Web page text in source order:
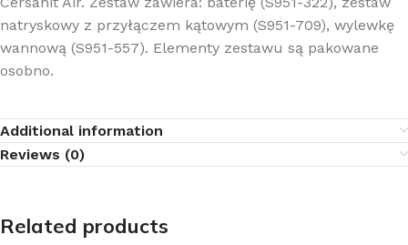
natryskowy z przyłączem kątowym (S951-709), wylewkę
wannową (S951-557). Elementy zestawu są pakowane
osobno.
Additional information
Reviews (0)
Related products